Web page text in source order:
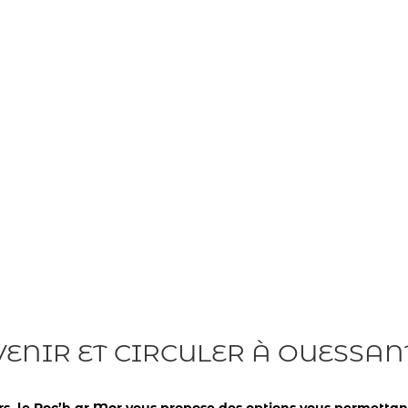
ET CIRCULER À